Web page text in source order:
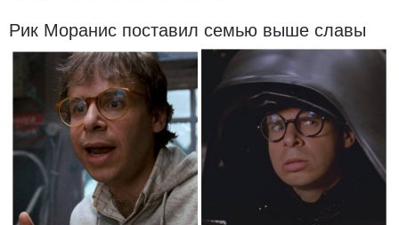
Рик Моранис поставил семью выше славы